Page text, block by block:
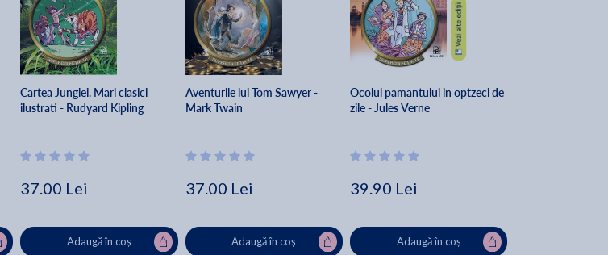
Cartea Junglei. Mari clasici
ilustrati - Rudyard Kipling
37.00 Lei
Adaugă în coș
Aventurile lui Tom Sawyer -
Mark Twain
37.00 Lei
Adaugă în coș
Ocolul pamantului in optzeci de
zile - Jules Verne
39.90 Lei
Adaugă în coș